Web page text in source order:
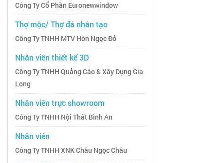
Công Ty Cổ Phần Euronewwindow
Thợ mộc/ Thợ đá nhân tạo
Công Ty TNHH MTV Hòn Ngọc Đỏ
Nhân viên thiết kế 3D
Công Ty TNHH Quảng Cáo & Xây Dựng Gia
Long
Nhân viên trực showroom
Công Ty TNHH Nội Thất Bình An
Nhân viên
Công Ty TNHH XNK Châu Ngọc Châu